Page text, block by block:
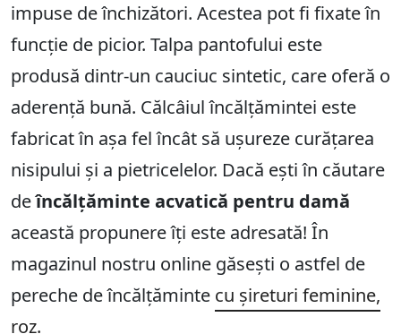
impuse de închizători. Acestea pot fi fixate în
funcție de picior. Talpa pantofului este
produsă dintr-un cauciuc sintetic, care oferă o
aderență bună. Călcâiul încălțămintei este
fabricat în așa fel încât să ușureze curățarea
nisipului și a pietricelelor. Dacă ești în căutare
deîncălțăminte acvatică pentru damă
această propunere îți este adresată! În
magazinul nostru online găsești o astfel de
pereche de încălțăminte cu șireturi feminine,
roz.